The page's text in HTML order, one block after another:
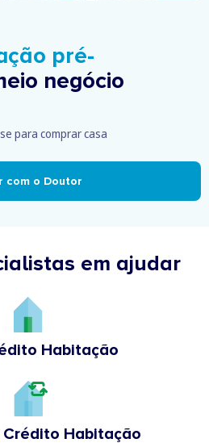
pré-
negócio
para comprar casa
com o Doutor
em ajudar
Habitação
Crédito Habitação